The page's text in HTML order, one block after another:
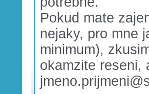
Pokud mate
nejaky, pro mne
minimum),
okamzite reseni,